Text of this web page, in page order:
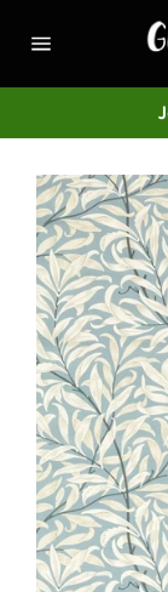
zum